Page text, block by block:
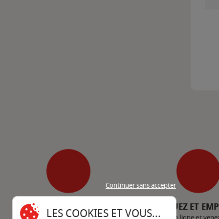
SERVICE CLIENT CLIQUEZ ET
Continuer sans accepter
LES COOKIES ET VOUS...